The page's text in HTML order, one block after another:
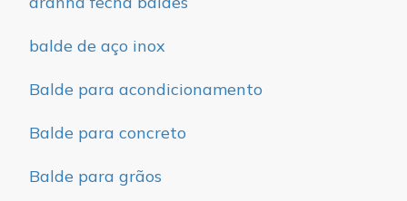
balde de aço inox
Balde para acondicionamento
Balde para concreto
Balde para grãos